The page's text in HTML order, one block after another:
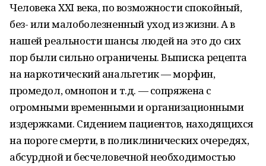
ЧеловекаXXIвека, по возможности спокойный,
без- или малоболезненный уход из жизни. А в
нашей реальности шансы людей на это до сих
пор были сильно ограничены. Выписка рецепта
на наркотический анальгетик — морфин,
промедол, омнопон и т.д. — сопряжена с
огромными временными и организационными
издержками. Сидением пациентов, находящихся
на пороге смерти, в поликлинических очередях,
абсурдной и бесчеловечной необходимостью